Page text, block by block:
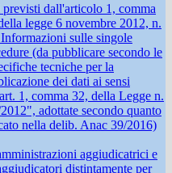
dall'articolo 1, comma
legge 6 novembre 2012, n.
sulle singole
(da pubblicare secondo le
tecniche per la
dei dati ai sensi
1, comma 32, della Legge n.
adottate secondo quanto
nella delib. Anac 39/2016)
aggiudicatrici e
distintamente per